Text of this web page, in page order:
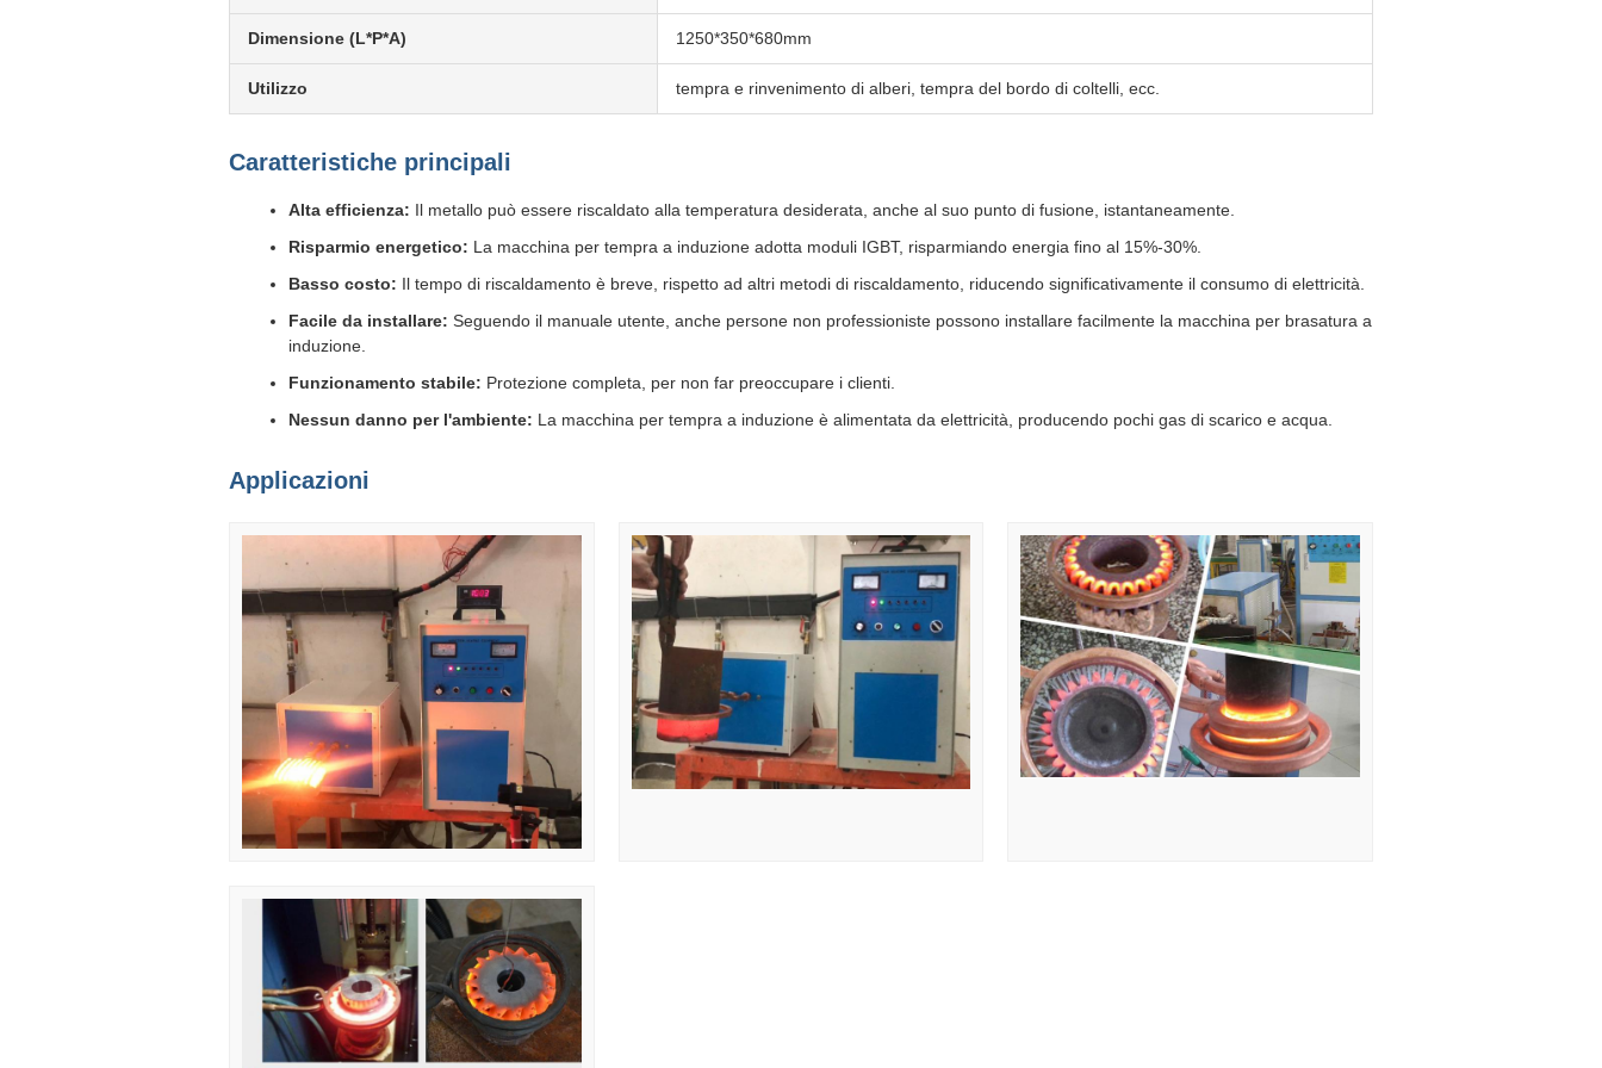
Dimensione (L*P*A) 1250*350*680mm
Utilizzo tempra e rinvenimento di alberi, tempra del bordo di coltelli, ecc.
Caratteristiche principali
Alta efficienza: Il metallo può essere riscaldato alla temperatura desiderata, anche al suo punto di fusione, istantaneamente.
Risparmio energetico: La macchina per tempra a induzione adotta moduli IGBT, risparmiando energia fino al 15%-30%.
Basso costo: Il tempo di riscaldamento è breve, rispetto ad altri metodi di riscaldamento, riducendo significativamente il consumo di elettricità.
Facile da installare: Seguendo il manuale utente, anche persone non professioniste possono installare facilmente la macchina per brasatura a
induzione.
Funzionamento stabile: Protezione completa, per non far preoccupare i clienti.
Nessun danno per l'ambiente: La macchina per tempra a induzione è alimentata da elettricità, producendo pochi gas di scarico e acqua.
Applicazioni